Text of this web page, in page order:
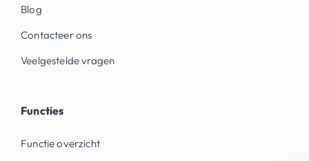
Blog
Contacteer ons
Veelgestelde vragen
Functies
Functie overzicht